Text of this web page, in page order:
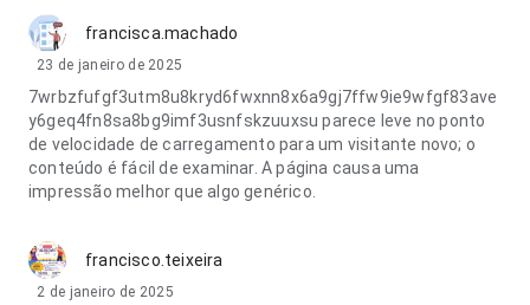
francisca.machado
23 de janeiro de 2025
7wrbzfufgf3utm8u8kryd6fwxnn8x6a9gj7ffw9ie9wfgf83ave
y6geq4fn8sa8bg9imf3usnfskzuuxsu parece leve no ponto
de velocidade de carregamento para um visitante novo; o
conteúdo é fácil de examinar. A página causa uma
impressão melhor que algo genérico.
francisco.teixeira
2 de janeiro de 2025